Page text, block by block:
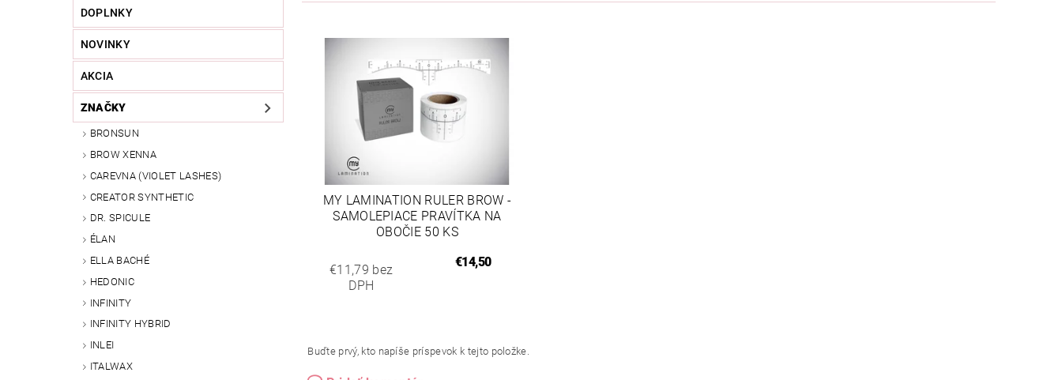
DOPLNKY
NOVINKY
AKCIA
ZNAČKY
BRONSUN
BROW XENNA
CAREVNA (VIOLET LASHES)
CREATOR SYNTHETIC
DR. SPICULE
ÉLAN
ELLA BACHÉ
HEDONIC
INFINITY
INFINITY HYBRID
INLEI
ITALWAX
MY LAMINATION RULER BROW -
SAMOLEPIACE PRAVÍTKA NA
OBOČIE 50 KS
€11,79 bez
DPH
€14,50
Buďte prvý, kto napíše príspevok k tejto položke.